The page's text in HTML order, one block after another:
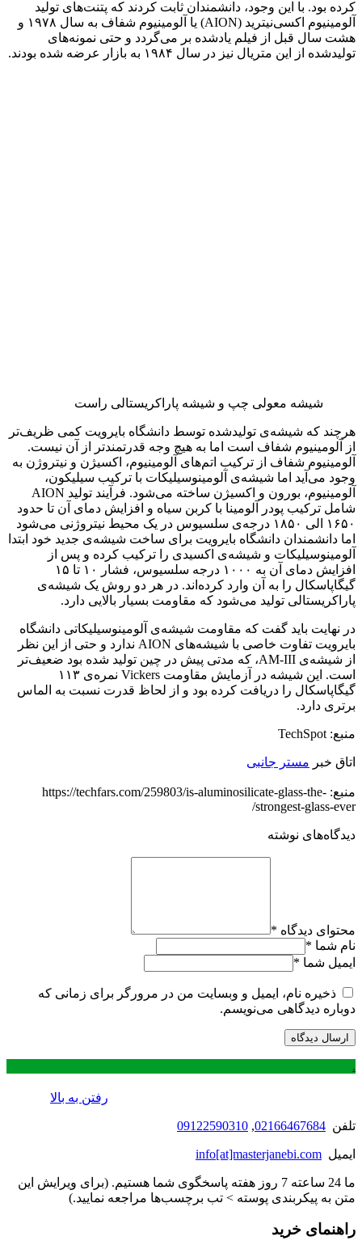
کرده بود. با این وجود، دانشمندان ثابت کردند که پتنت‌های تولید
آلومینیوم اکسی‌نیترید (AION) یا آلومینیوم شفاف به سال ۱۹۷۸ و
هشت سال قبل از فیلم یادشده بر می‌گردد و حتی نمونه‌های
تولیدشده از این متریال نیز در سال ۱۹۸۴ به بازار عرضه شده بودند.
شیشه معولی چپ و شیشه پاراکریستالی راست
هرچند که شیشه‌ی تولیدشده توسط دانشگاه بایرویت کمی ظریف‌تر
از آلومینیوم شفاف است اما به هیچ وجه قدرتمندتر از آن نیست.
آلومینیوم شفاف از ترکیب اتم‌های آلومینیوم، اکسیژن و نیتروژن به
وجود می‌آید اما شیشه‌ی آلومینوسیلیکات با ترکیب سیلیکون،
آلومینیوم، بورون و اکسیژن ساخته‌ می‌شود. فرآیند تولید AION
شامل ترکیب پودر آلومینا با کربن سیاه و افزایش دمای آن تا حدود
۱۶۵۰ الی ۱۸۵۰ درجه‌ی سلسیوس در یک محیط نیتروژنی می‌شود
اما دانشمندان دانشگاه بایرویت برای ساخت شیشه‌ی جدید خود ابتدا
آلومینوسیلیکات و شیشه‌ی اکسیدی را ترکیب کرده و پس از
افزایش دمای آن به ۱۰۰۰ درجه سلسیوس، فشار ۱۰ تا ۱۵
گیگاپاسکال را به آن وارد کرده‌اند. در هر دو روش یک شیشه‌ی
پاراکریستالی تولید می‌شود که مقاومت بسیار بالایی دارد.
در نهایت باید گفت که مقاومت شیشه‌ی آلومینوسیلیکاتی دانشگاه
بایرویت تفاوت خاصی با شیشه‌های AION ندارد و حتی از این نظر
از شیشه‌ی AM-III، که مدتی پیش در چین تولید شده بود ضعیف‌تر
است. این شیشه در آزمایش مقاومت Vickers نمره‌ی ۱۱۳
گیگاپاسکال را دریافت کرده بود و از لحاظ قدرت نسبت به الماس
برتری دارد.
منبع: TechSpot
اتاق خبر مستر جانبی
منبع: https://techfars.com/259803/is-aluminosilicate-glass-the-
strongest-glass-ever/
دیدگاه‌های نوشته
محتوای دیدگاه *
نام شما *
ایمیل شما *
ذخیره نام، ایمیل و وبسایت من در مرورگر برای زمانی که
دوباره دیدگاهی می‌نویسم.
.
رفتن به بالا
تلفن 02166467684
,
09122590310
ایمیل info[at]masterjanebi.com
ما 24 ساعته 7 روز هفته پاسخگوی شما هستیم. (برای ویرایش این
متن به پیکربندی پوسته > تب برچسب‌ها مراجعه نمایید.)
راهنمای خرید